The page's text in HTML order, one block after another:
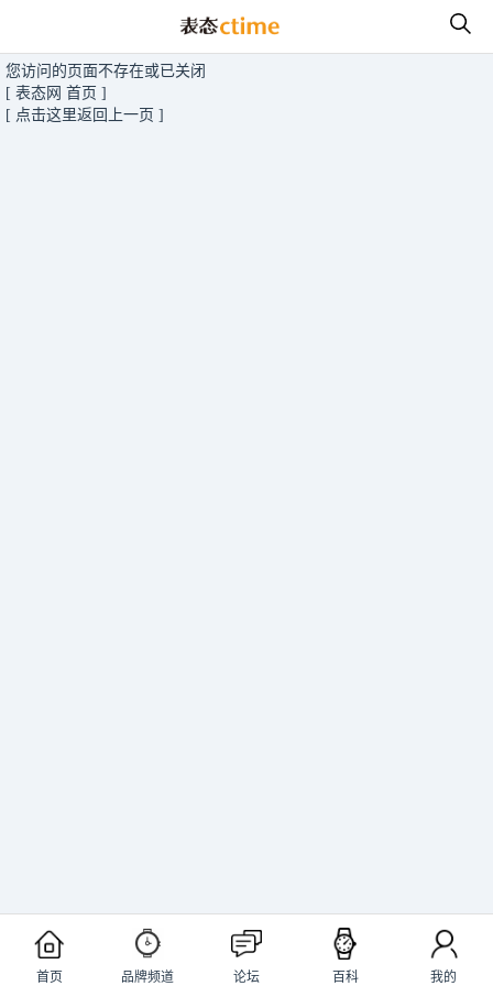
您访问的页面不存在或已关闭
[ 表态网 首页 ]
[ 点击这里返回上一页 ]
首页 品牌频道 论坛 百科 我的